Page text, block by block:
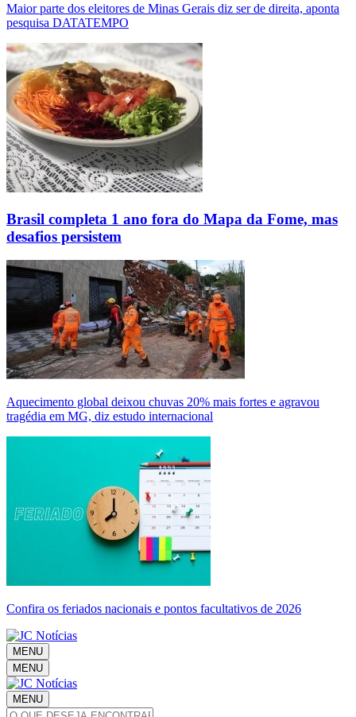
Maior parte dos eleitores de Minas Gerais diz ser de direita, aponta
pesquisa DATATEMPO
Brasil completa 1 ano fora do Mapa da Fome, mas
desafios persistem
Aquecimento global deixou chuvas 20% mais fortes e agravou
tragédia em MG, diz estudo internacional
Confira os feriados nacionais e pontos facultativos de 2026
MENU
MENU
MENU